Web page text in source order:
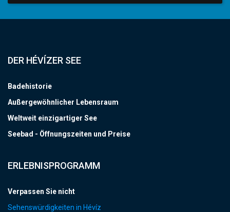
DER HÉVÍZER SEE
Badehistorie
Außergewöhnlicher Lebensraum
Weltweit einzigartiger See
Seebad - Öffnungszeiten und Preise
ERLEBNISPROGRAMM
Verpassen Sie nicht
Sehenswürdigkeiten in Hévíz